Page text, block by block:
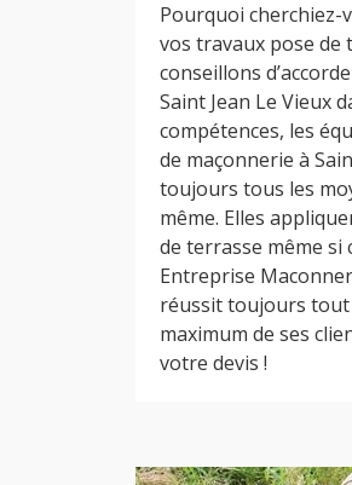
Pourquoi
vos travaux pose de
conseillons
Saint Jean Le Vieux
compétences, les
de maçonnerie à
toujours tous les
même. Elles
de terrasse même si
Entreprise
réussit toujours tout
maximum de ses
votre devis !